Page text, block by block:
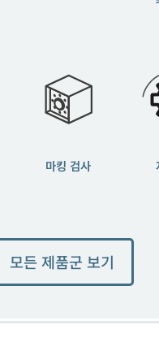
마킹 검사
모든 제품군 보기